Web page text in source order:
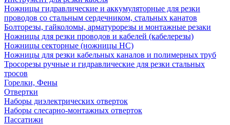
Ножницы гидравлические и аккумуляторные для резки
проводов со стальным сердечником, стальных канатов
Болторезы, гайколомы, арматурорезы и монтажные резаки
Ножницы для резки проводов и кабелей (кабелерезы)
Ножницы секторные (ножницы НС)
Ножницы для резки кабельных каналов и полимерных труб
Тросорезы ручные и гидравлические для резки стальных
тросов
Горелки, Фены
Отвертки
Наборы диэлектрических отверток
Наборы слесарно-монтажных отверток
Пассатижи